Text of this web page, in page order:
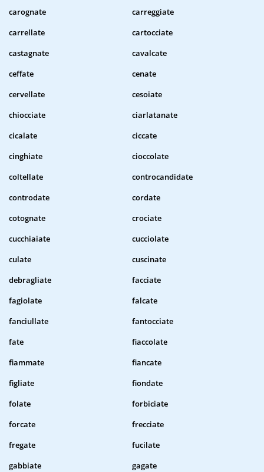
carognate
carreggiate
carrellate
cartocciate
castagnate
cavalcate
ceffate
cenate
cervellate
cesoiate
chiocciate
ciarlatanate
cicalate
ciccate
cinghiate
cioccolate
coltellate
controcandidate
controdate
cordate
cotognate
crociate
cucchiaiate
cucciolate
culate
cuscinate
debragliate
facciate
fagiolate
falcate
fanciullate
fantocciate
fate
fiaccolate
fiammate
fiancate
figliate
fiondate
folate
forbiciate
forcate
frecciate
fregate
fucilate
gabbiate
gagate